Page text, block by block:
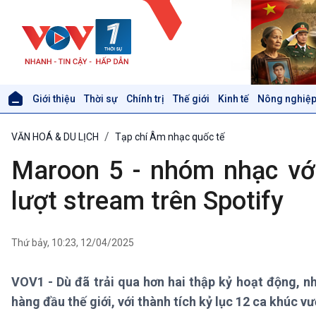
Giới thiệu Thời sự Chính trị Thế giới Kinh tế Nông
Thời sự 6h
Thời sự 12h
Thời sự 18h
Thời sự 21h30
Bản tin
Xã hội
Tin Đời sống & Xã hội
Khoa học & Công nghệ
Tin Khoa học & Công nghệ
VĂN HOÁ & DU LỊCH Tạp chí Âm nhạc quốc tế
Maroon 5 - nhóm nhạc
lượt stream trên Spotify
Thứ bảy, 10:23, 12/04/2025
VOV1 - Dù đã trải qua hơn hai thập kỷ hoạt động,
hàng đầu thế giới, với thành tích kỷ lục 12 ca khúc